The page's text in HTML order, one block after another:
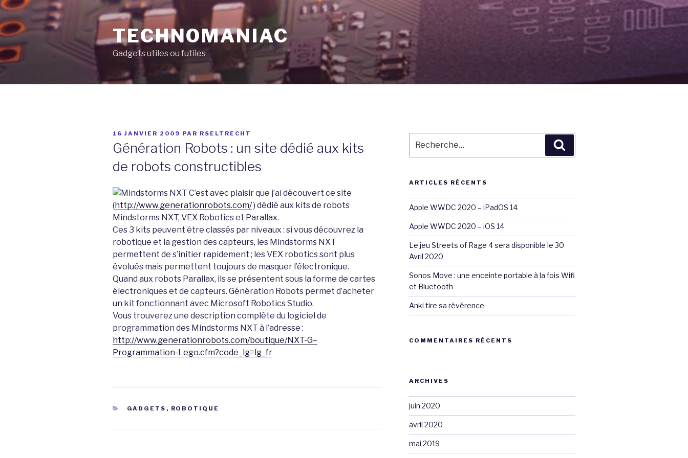
Aller
au
contenu
principal
TECHNOMANIAC
Gadgets utiles ou futiles
PUBLIÉ
16 JANVIER 2009 PAR RSELTRECHT
Génération Robots : un site dédié aux kits
de robots constructibles
C’est avec plaisir que j’ai découvert ce site
(http://www.generationrobots.com/) dédié aux kits de robots
Mindstorms NXT, VEX Robotics et Parallax.
Ces 3 kits peuvent être classés par niveaux : si vous découvrez la
robotique et la gestion des capteurs, les Mindstorms NXT
permettent de s’initier rapidement ; les VEX robotics sont plus
évolués mais permettent toujours de masquer l’électronique.
Quand aux robots Parallax, ils se présentent sous la forme de cartes
électroniques et de capteurs. Génération Robots permet d’acheter
un kit fonctionnant avec Microsoft Robotics Studio.
Vous trouverez une description complète du logiciel de
programmation des Mindstorms NXT à l’adresse :
http://www.generationrobots.com/boutique/NXT-G–
Programmation-Lego.cfm?code_lg=lg_fr
CATÉGORIES
GADGETS , ROBOTIQUE
pour
:
ARTICLES RÉCENTS
Apple WWDC 2020 – iPadOS 14
Apple WWDC 2020 – iOS 14
Le jeu Streets of Rage 4 sera disponible le 30
Avril 2020
Sonos Move : une enceinte portable à la fois Wifi
et Bluetooth
Anki tire sa révérence
COMMENTAIRES RÉCENTS
ARCHIVES
juin 2020
avril 2020
mai 2019